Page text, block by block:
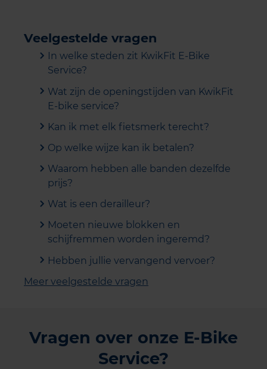
Veelgestelde vragen
In welke steden zit KwikFit E-Bike
Service?
Wat zijn de openingstijden van KwikFit
E-bike service?
Kan ik met elk fietsmerk terecht?
Op welke wijze kan ik betalen?
Waarom hebben alle banden dezelfde
prijs?
Wat is een derailleur?
Moeten nieuwe blokken en
schijfremmen worden ingeremd?
Hebben jullie vervangend vervoer?
Meer veelgestelde vragen
Vragen over onze E-Bike
Service?